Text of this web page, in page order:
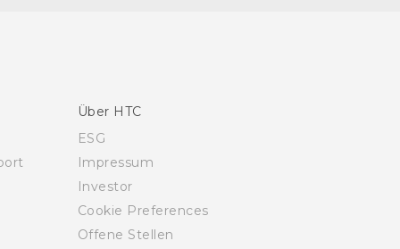
Über HTC
ESG
Impressum
Investor
Cookie Preferences
Offene Stellen